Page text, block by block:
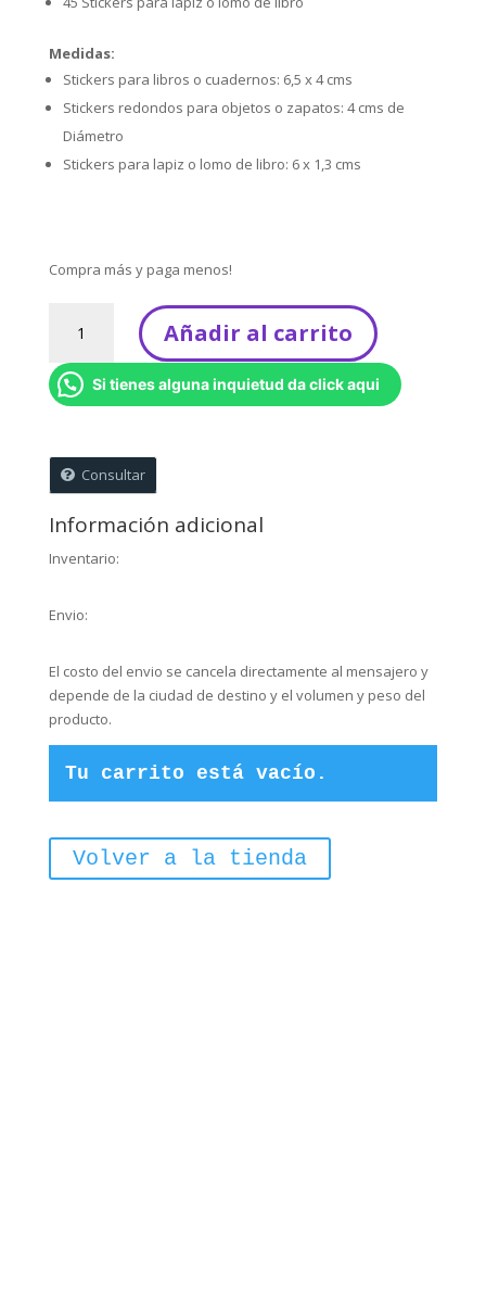
Medidas:
Stickers para libros o cuadernos: 6,5 x 4 cms
Stickers redondos para objetos o zapatos: 4 cms de
Diámetro
Stickers para lapiz o lomo de libro: 6 x 1,3 cms
Compra más y paga menos!
Mucho
Más
Añadir al carrito
Si tienes alguna inquietud da click aqui
Consultar
Información adicional
Inventario:
Envio:
El costo del envio se cancela directamente al mensajero y
depende de la ciudad de destino y el volumen y peso del
producto.
Tu carrito está vacío.
Volver a la tienda